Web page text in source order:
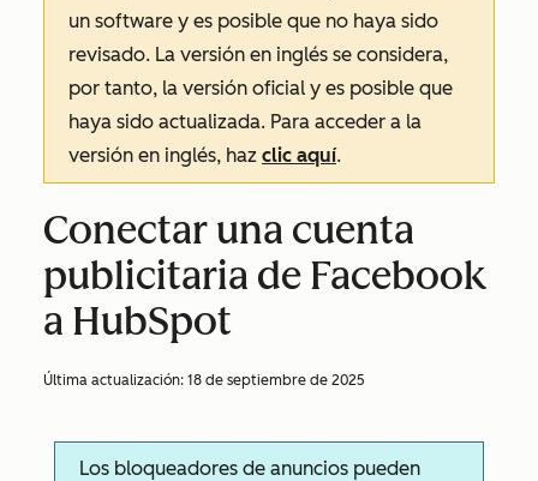
un software y es posible que no haya sido
revisado. La versión en inglés se considera,
por tanto, la versión oficial y es posible que
haya sido actualizada. Para acceder a la
versión en inglés, haz clic aquí.
Conectar una cuenta
publicitaria de Facebook
a HubSpot
Última actualización: 18 de septiembre de 2025
Los bloqueadores de anuncios pueden